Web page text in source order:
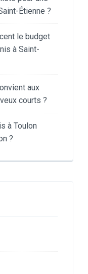
Étienne ?
le budget
à Saint-
aux
courts ?
à Toulon
?